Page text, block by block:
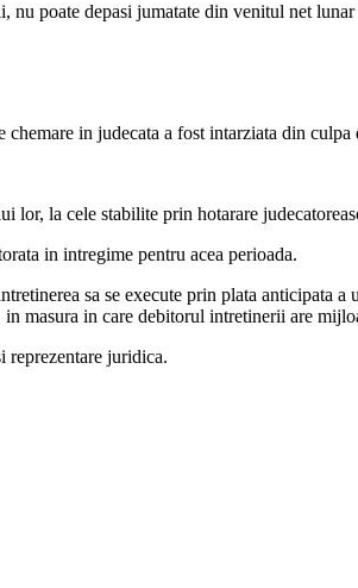
poate depasi jumatate din venitul net
chemare in judecata a fost intarziata din
lor, la cele stabilite prin hotarare
in intregime pentru acea perioada.
sa se execute prin plata anticipata
masura in care debitorul intretinerii are
reprezentare juridica.